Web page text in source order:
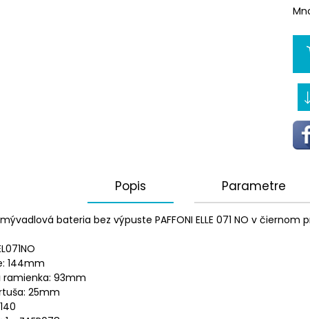
Popis
bateria bez výpuste PAFFONI ELLE 071 NO v čiernom
144mm
ramienka: 93mm
25mm
Parametre